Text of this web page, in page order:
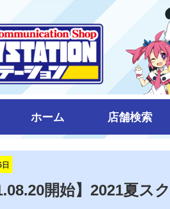
ホーム 店舗検索
開始】2021夏ス